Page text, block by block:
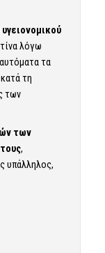
λόγω
τα
τη
των
των
,
υπάλληλος,